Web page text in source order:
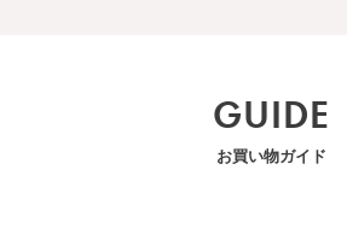
GUIDE
お買い物ガイド